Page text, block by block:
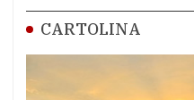
CARTOLINA